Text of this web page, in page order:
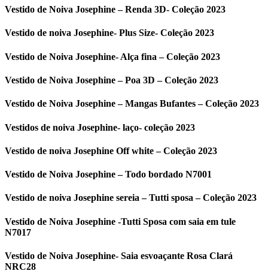
Vestido de Noiva Josephine – Renda 3D- Coleção 2023
Vestido de noiva Josephine- Plus Size- Coleção 2023
Vestido de Noiva Josephine- Alça fina – Coleção 2023
Vestido de Noiva Josephine – Poa 3D – Coleção 2023
Vestido de Noiva Josephine – Mangas Bufantes – Coleção 2023
Vestidos de noiva Josephine- laço- coleção 2023
Vestido de noiva Josephine Off white – Coleção 2023
Vestido de Noiva Josephine – Todo bordado N7001
Vestido de noiva Josephine sereia – Tutti sposa – Coleção 2023
Vestido de Noiva Josephine -Tutti Sposa com saia em tule
N7017
Vestido de Noiva Josephine- Saia esvoaçante Rosa Clará
NRC28